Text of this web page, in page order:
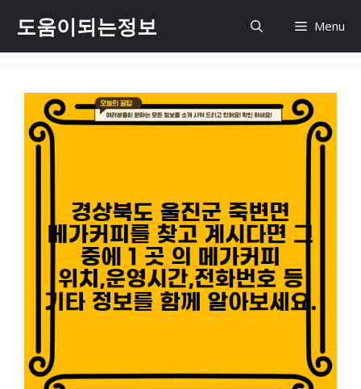
츠
도움이되는정보 Menu